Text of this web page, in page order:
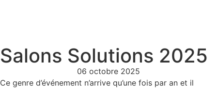
Salons Solutions 2025
06 octobre 2025
Ce genre d’événement n’arrive qu’une fois par an et il